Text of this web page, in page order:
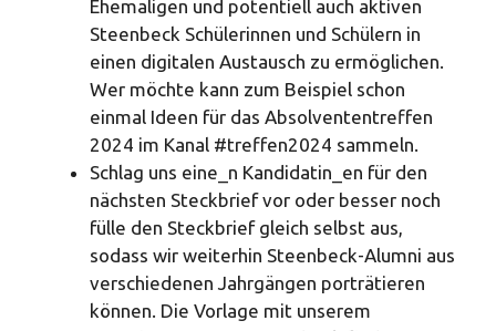
Ehemaligen und potentiell auch aktiven
Steenbeck Schülerinnen und Schülern in
einen digitalen Austausch zu ermöglichen.
Wer möchte kann zum Beispiel schon
einmal Ideen für das Absolvententreffen
2024 im Kanal #treffen2024 sammeln.
Schlag uns eine_n Kandidatin_en für den
nächsten Steckbrief vor oder besser noch
fülle den Steckbrief gleich selbst aus,
sodass wir weiterhin Steenbeck-Alumni aus
verschiedenen Jahrgängen porträtieren
können. Die Vorlage mit unserem